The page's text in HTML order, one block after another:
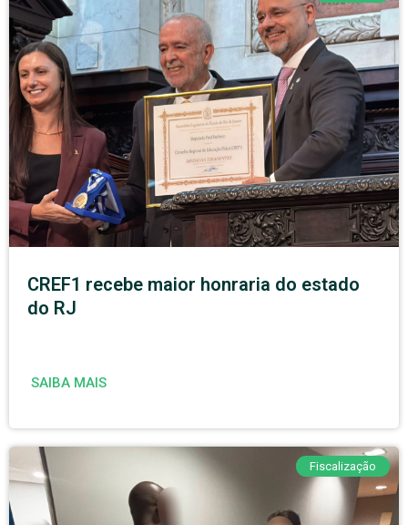
CREF1 recebe maior honraria do estado
do RJ
SAIBA MAIS
Fiscalização